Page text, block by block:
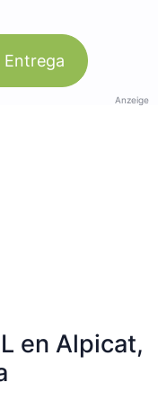
Entrega
Anzeige
en Alpicat,